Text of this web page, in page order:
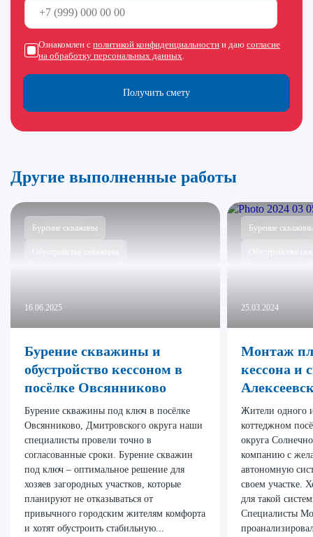
Получить смету
Ознакомлен с политикой конфиденциальности и даю согласие
на обработку персональных данных.
Другие выполненные работы
Бурение скважины
16.06.2025
Бурение скважины и
обустройство кессоном в
посёлке Овсянниково
Бурение скважины под ключ в посёлке
Овсянниково, Дмитровского округа наши
специалисты провели точно в
согласованные сроки. Бурение скважин
под ключ – оптимальное решение для
хозяев загородных участков, которые
планируют не отказываться от
привычного городским жителям комфорта
и хотят обустроить стабильную...
Бурение
Обустройство
25.03.2024
Монтаж
кессона и
Жители одного
коттеджном
округа
компанию с
автономную
своем участке.
для такой
Специалисты